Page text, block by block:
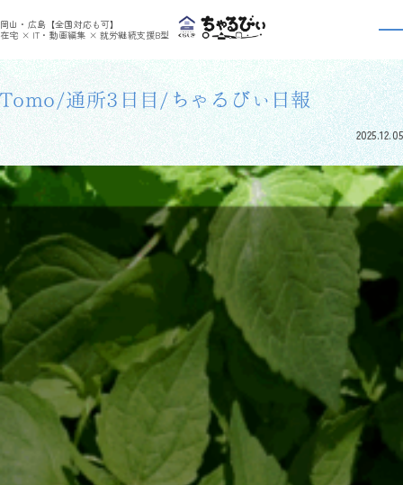
岡山・広島【全国対応も可】
在宅 × IT・動画編集 × 就労継続支援B型
利用者さんの日報 >
利用者さんの日報
Tomo/通所3日目/ちゃるびぃ日報
2025.12.05